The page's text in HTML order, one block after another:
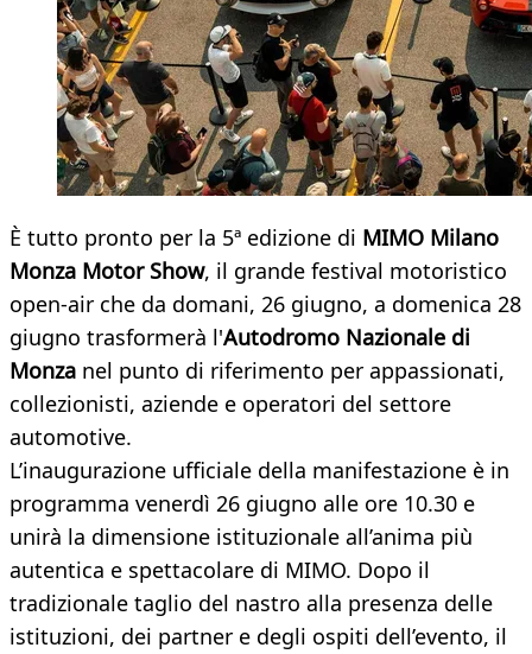
È tutto pronto per la 5ª edizione di MIMO Milano
Monza Motor Show, il grande festival motoristico
open-air che da domani, 26 giugno, a domenica 28
giugno trasformerà l'Autodromo Nazionale di
Monza nel punto di riferimento per appassionati,
collezionisti, aziende e operatori del settore
automotive.
L’inaugurazione ufficiale della manifestazione è in
programma venerdì 26 giugno alle ore 10.30 e
unirà la dimensione istituzionale all’anima più
autentica e spettacolare di MIMO. Dopo il
tradizionale taglio del nastro alla presenza delle
istituzioni, dei partner e degli ospiti dell’evento, il